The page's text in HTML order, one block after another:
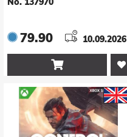
79.90 10.09.2026
